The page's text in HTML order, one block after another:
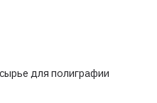
для полиграфии